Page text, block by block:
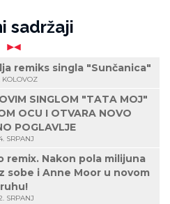
sadržaji
remiks singla "Sunčanica"
KOLOVOZ
SINGLOM "TATA MOJ"
OCU I OTVARA NOVO
POGLAVLJE
SRPANJ
remix. Nakon pola milijuna
sobe i Anne Moor u novom
ruhu!
SRPANJ